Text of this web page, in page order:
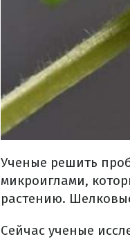
Ученые решить
микроиглами,
растению.
Сейчас ученые